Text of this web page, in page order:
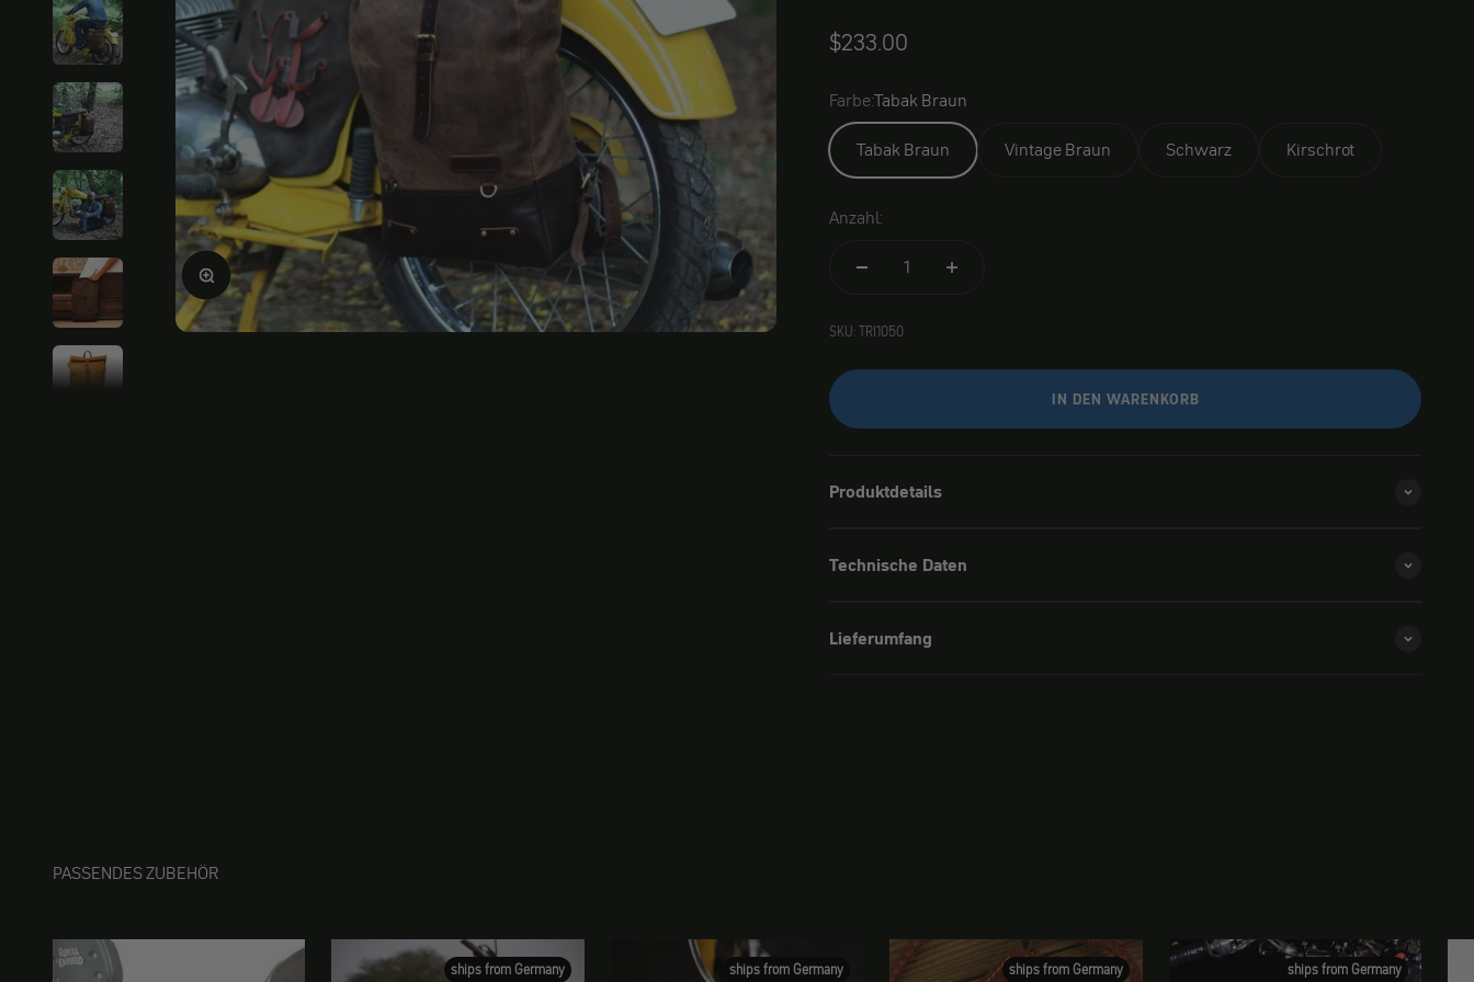
Bild vergrößern
Angebot
$233.00
Farbe:Tabak Braun
Tabak Braun Vintage Braun Schwarz Kirschrot
Anzahl:
SKU: TRI1050
IN DEN WARENKORB
Produktdetails
Technische Daten
Lieferumfang
PASSENDES ZUBEHÖR
ships from Germany ships from Germany ships from Germany ships from Germany